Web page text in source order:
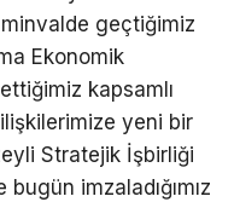
geçtiğimiz
Ekonomik
kapsamlı
yeni bir
Stratejik İşbirliği
imzaladığımız